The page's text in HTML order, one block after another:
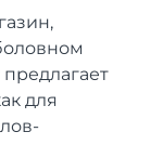
для